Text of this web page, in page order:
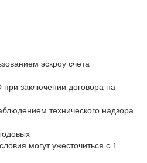
эскроу счета
заключении договора на
технического надзора
могут ужесточиться с 1